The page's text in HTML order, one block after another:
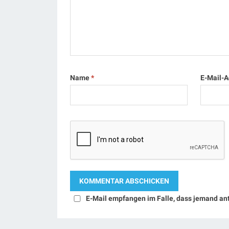
Name* E-Mail-
E-Mail empfangen im Falle, dass jemand